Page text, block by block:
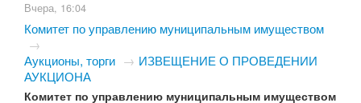
Вчера, 16:04
Комитет по управлению муниципальным имуществом
→
Аукционы, торги → ​ИЗВЕЩЕНИЕ О ПРОВЕДЕНИИ
АУКЦИОНА
Комитет по управлению муниципальным имуществом